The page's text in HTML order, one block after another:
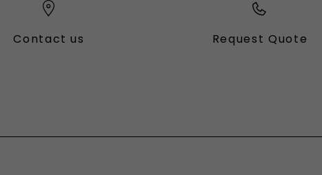
Contact us Request Quote